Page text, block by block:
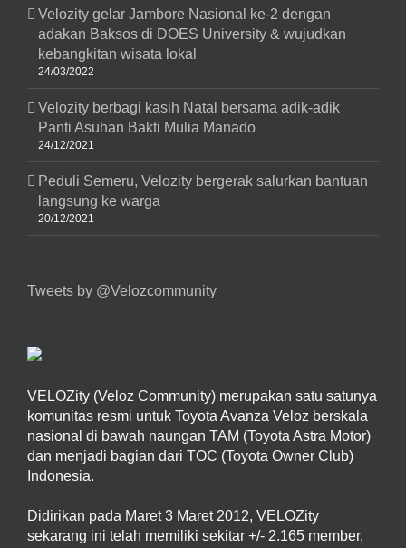
Velozity gelar Jambore Nasional ke-2 dengan
adakan Baksos di DOES University & wujudkan
kebangkitan wisata lokal
24/03/2022
Velozity berbagi kasih Natal bersama adik-adik
Panti Asuhan Bakti Mulia Manado
24/12/2021
Peduli Semeru, Velozity bergerak salurkan bantuan
langsung ke warga
20/12/2021
Tweets by @Velozcommunity
VELOZity (Veloz Community) merupakan satu satunya
komunitas resmi untuk Toyota Avanza Veloz berskala
nasional di bawah naungan TAM (Toyota Astra Motor)
dan menjadi bagian dari TOC (Toyota Owner Club)
Indonesia.
Didirikan pada Maret 3 Maret 2012, VELOZity
sekarang ini telah memiliki sekitar +/- 2.165 member,